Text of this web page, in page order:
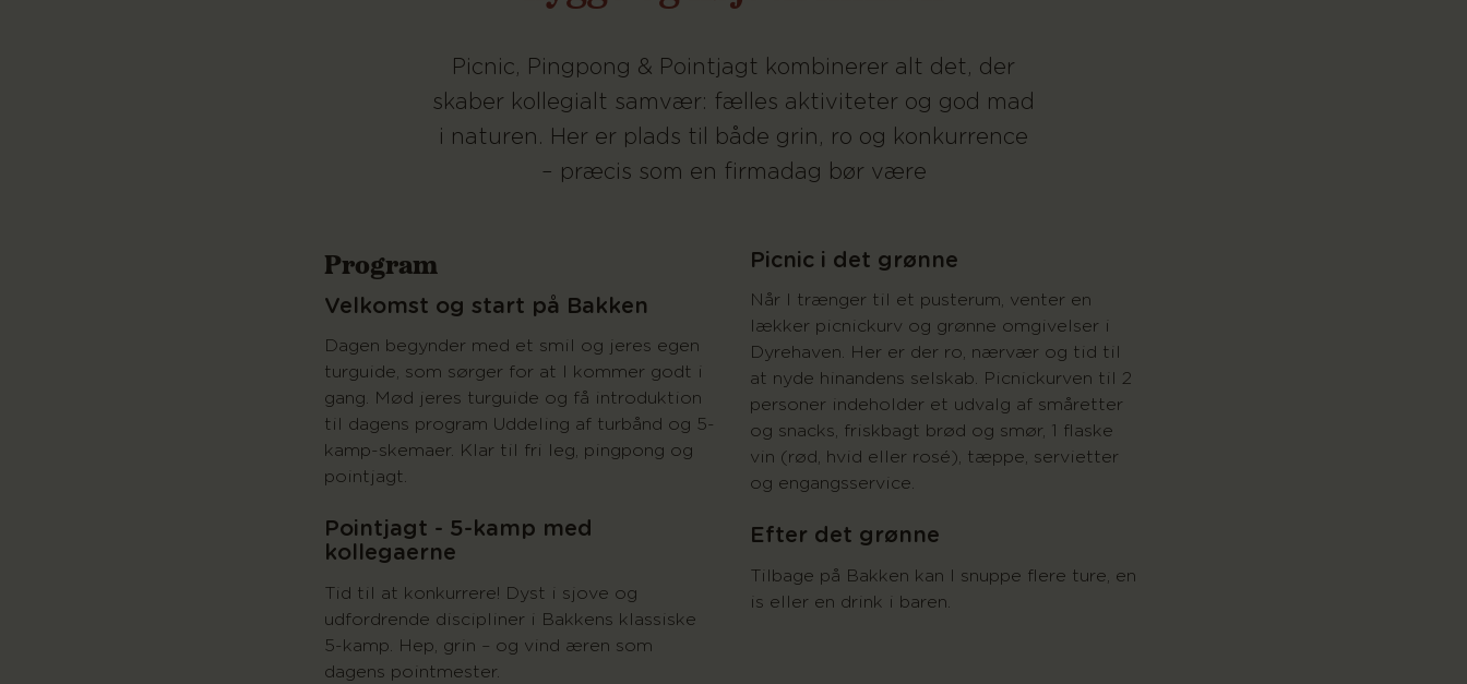
Picnic, Pingpong & Pointjagt kombinerer alt det, der
skaber kollegialt samvær: fælles aktiviteter og god mad
i naturen. Her er plads til både grin, ro og konkurrence
– præcis som en firmadag bør være
Program
Velkomst og start på Bakken
Dagen begynder med et smil og jeres egen
turguide, som sørger for at I kommer godt i
gang. Mød jeres turguide og få introduktion
til dagens program Uddeling af turbånd og 5-
kamp-skemaer. Klar til fri leg, pingpong og
pointjagt.
Pointjagt - 5-kamp med
kollegaerne
Tid til at konkurrere! Dyst i sjove og
udfordrende discipliner i Bakkens klassiske
5-kamp. Hep, grin – og vind æren som
dagens pointmester.
Picnic i det grønne
Når I trænger til et pusterum, venter en
lækker picnickurv og grønne omgivelser i
Dyrehaven. Her er der ro, nærvær og tid til
at nyde hinandens selskab. Picnickurven til 2
personer indeholder et udvalg af småretter
og snacks, friskbagt brød og smør, 1 flaske
vin (rød, hvid eller rosé), tæppe, servietter
og engangsservice.
Efter det grønne
Tilbage på Bakken kan I snuppe flere ture, en
is eller en drink i baren.